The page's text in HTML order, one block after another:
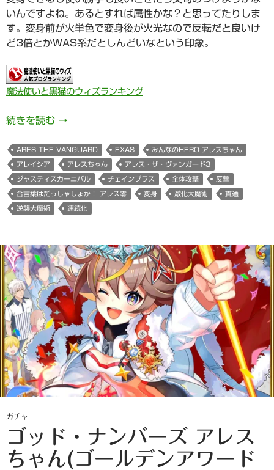
いんですよね。あるとすれば属性かな？と思ってたりしま
す。変身前が火単色で変身後が火光なので反転だと良いけ
ど3倍とかWAS系だとしんどいなという印象。
魔法使いと黒猫のウィズランキング
続きを読む みんなのHERO アレスちゃん(アレイシア/
→
ARES THE VANGUARD EXAS みんなのHERO アレスちゃん
アレイシア アレスちゃん アレス・ザ・ヴァンガード3
ジャスティスカーニバル チェインプラス 全体攻撃 反撃
合言葉はだっしゃしょか！ アレス零 変身 激化大魔術 貫通
逆襲大魔術 連続化
ガチャ
ゴッド・ナンバーズ アレス
ちゃん(ゴールデンアワード